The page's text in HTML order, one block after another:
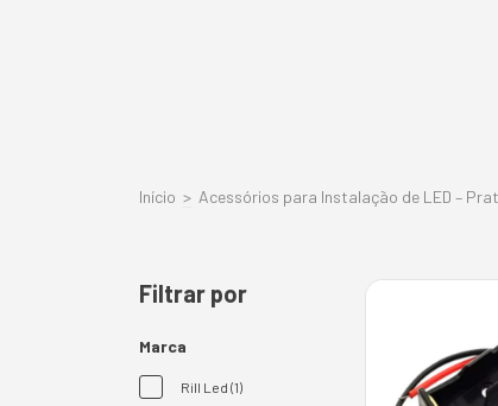
Início > Acessórios para Instalação de LED –
Filtrar por
Marca
Rill Led (1)